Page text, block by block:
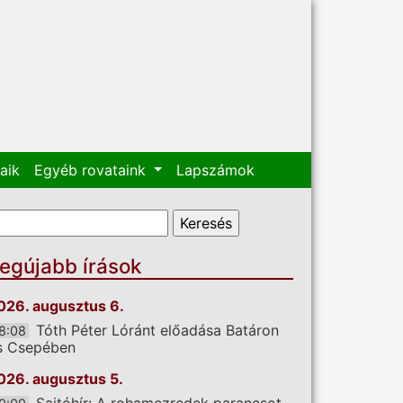
Egyéb rovataink Lapszámok
űrlap
írások
augusztus 6.
Tóth Péter Lóránt előadása Batáron
Csepében
augusztus 5.